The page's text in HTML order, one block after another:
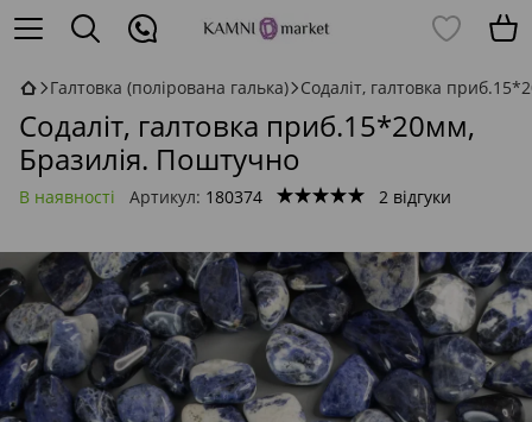
Галтовка (полірована галька) Содаліт, галтовка
Содаліт, галтовка приб.15*20мм,
Бразилія. Поштучно
В наявності Артикул: 180374 2 відгуки